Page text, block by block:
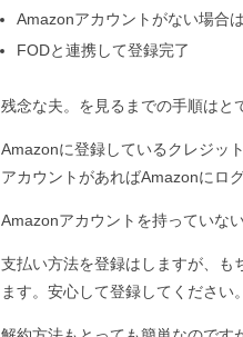
Amazonアカウントがない場合
FODと連携して登録完了
残念な夫。を見るまでの手順はと
Amazonに登録しているクレジッ
アカウントがあればAmazonにロ
Amazonアカウントを持っていな
支払い方法を登録はしますが、も
ます。安心して登録してください。